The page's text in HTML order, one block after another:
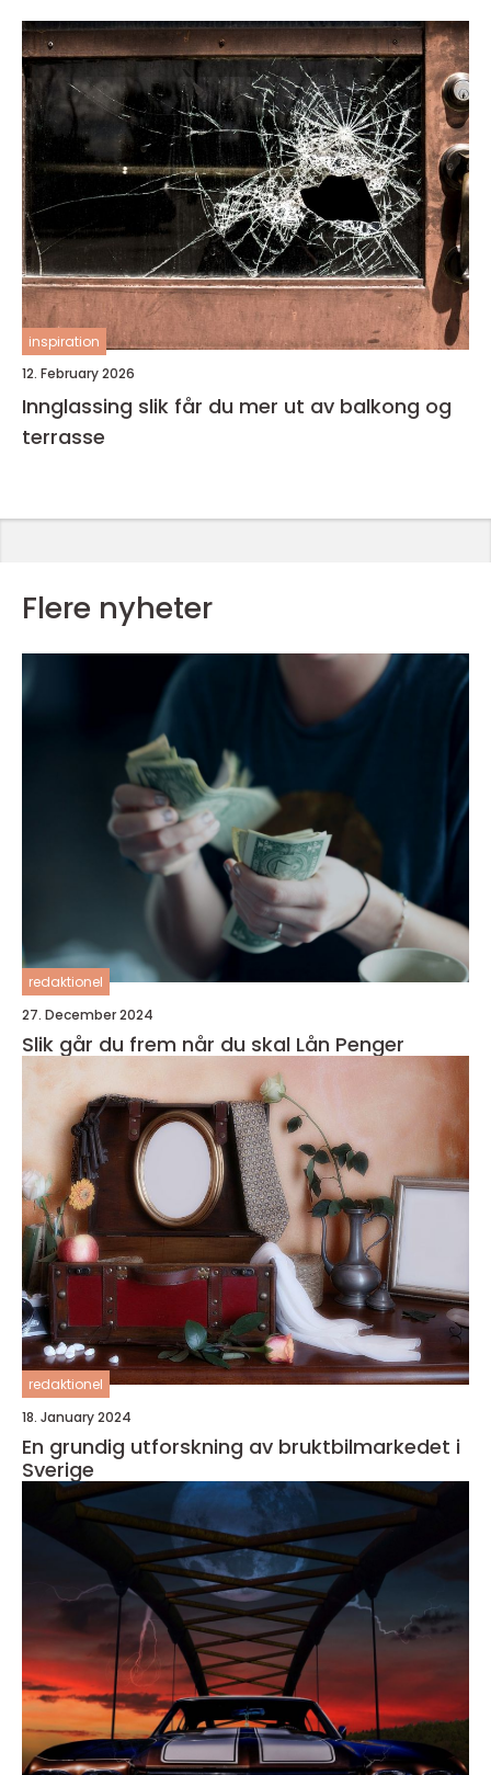
inspiration
12. February 2026
Innglassing slik får du mer ut av balkong og
terrasse
Flere nyheter
redaktionel
27. December 2024
Slik går du frem når du skal Lån Penger
redaktionel
18. January 2024
En grundig utforskning av bruktbilmarkedet i
Sverige